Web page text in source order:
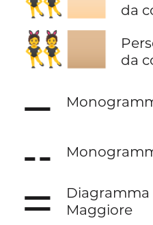
da
👯🏼
da
⚊
⚋
⚌
Diagramma
Maggiore